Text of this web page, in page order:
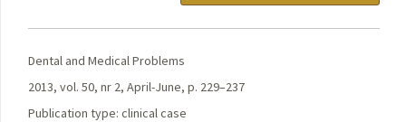
Dental and Medical Problems
2013, vol. 50, nr 2, April-June, p. 229–237
Publication type: clinical case